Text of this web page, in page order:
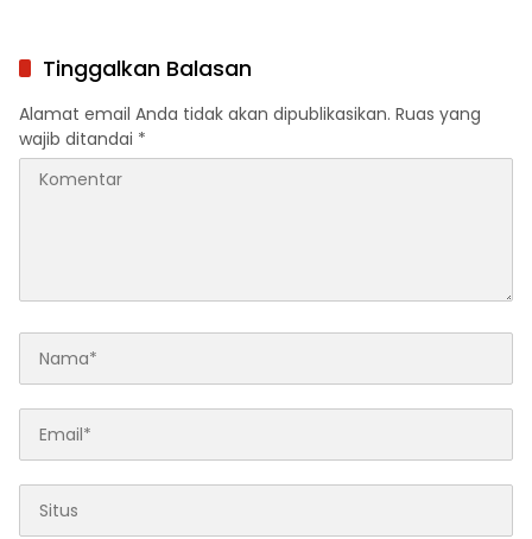
Tinggalkan Balasan
Alamat email Anda tidak akan dipublikasikan. Ruas yang
wajib ditandai *